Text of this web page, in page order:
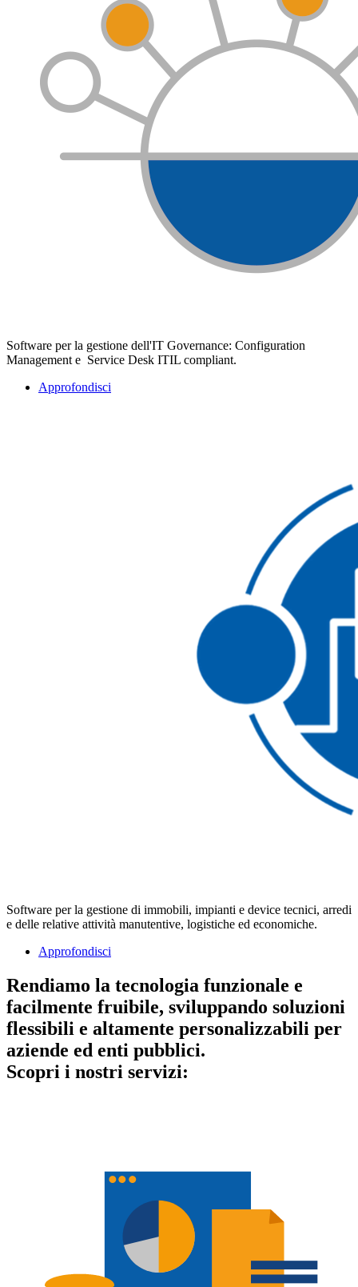
Software per la gestione dell'IT Governance: Configuration
Management e Service Desk ITIL compliant.
Approfondisci
Software per la gestione di immobili, impianti e device tecnici, arredi
e delle relative attività manutentive, logistiche ed economiche.
Approfondisci
Rendiamo la tecnologia funzionale e
facilmente fruibile, sviluppando soluzioni
flessibili e altamente personalizzabili per
aziende ed enti pubblici.
Scopri i nostri servizi: